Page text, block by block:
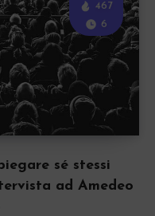
sé stessi
ad Amedeo
467
6